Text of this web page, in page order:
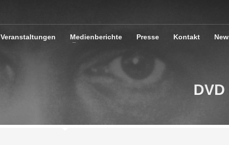
Veranstaltungen Medienberichte Presse Kontakt